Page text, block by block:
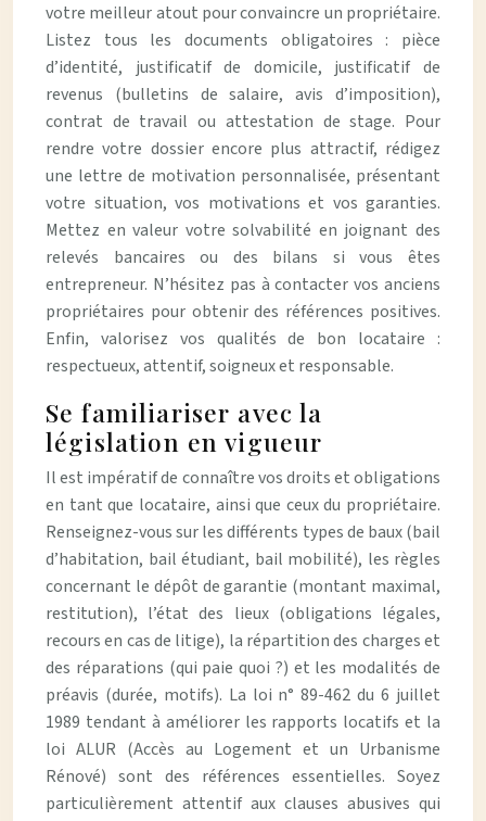
votre meilleur atout pour convaincre un propriétaire.
Listez tous les documents obligatoires : pièce
d’identité, justificatif de domicile, justificatif de
revenus (bulletins de salaire, avis d’imposition),
contrat de travail ou attestation de stage. Pour
rendre votre dossier encore plus attractif, rédigez
une lettre de motivation personnalisée, présentant
votre situation, vos motivations et vos garanties.
Mettez en valeur votre solvabilité en joignant des
relevés bancaires ou des bilans si vous êtes
entrepreneur. N’hésitez pas à contacter vos anciens
propriétaires pour obtenir des références positives.
Enfin, valorisez vos qualités de bon locataire :
respectueux, attentif, soigneux et responsable.
Se familiariser avec la
législation en vigueur
Il est impératif de connaître vos droits et obligations
en tant que locataire, ainsi que ceux du propriétaire.
Renseignez-vous sur les différents types de baux (bail
d’habitation, bail étudiant, bail mobilité), les règles
concernant le dépôt de garantie (montant maximal,
restitution), l’état des lieux (obligations légales,
recours en cas de litige), la répartition des charges et
des réparations (qui paie quoi ?) et les modalités de
préavis (durée, motifs). La loi n° 89-462 du 6 juillet
1989 tendant à améliorer les rapports locatifs et la
loi ALUR (Accès au Logement et un Urbanisme
Rénové) sont des références essentielles. Soyez
particulièrement attentif aux clauses abusives qui